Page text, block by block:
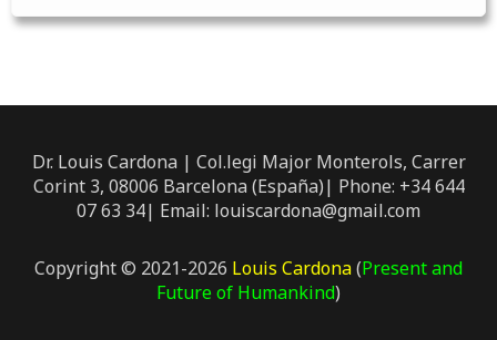
Dr. Louis Cardona | Col.legi Major Monterols, Carrer
Corint 3, 08006 Barcelona (España)| Phone: +34 644
07 63 34| Email: louiscardona@gmail.com
Copyright © 2021-2026 Louis Cardona(Present and
Future of Humankind)